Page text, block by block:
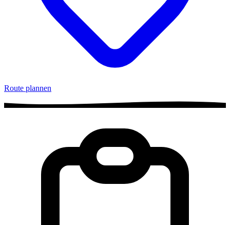
Route plannen